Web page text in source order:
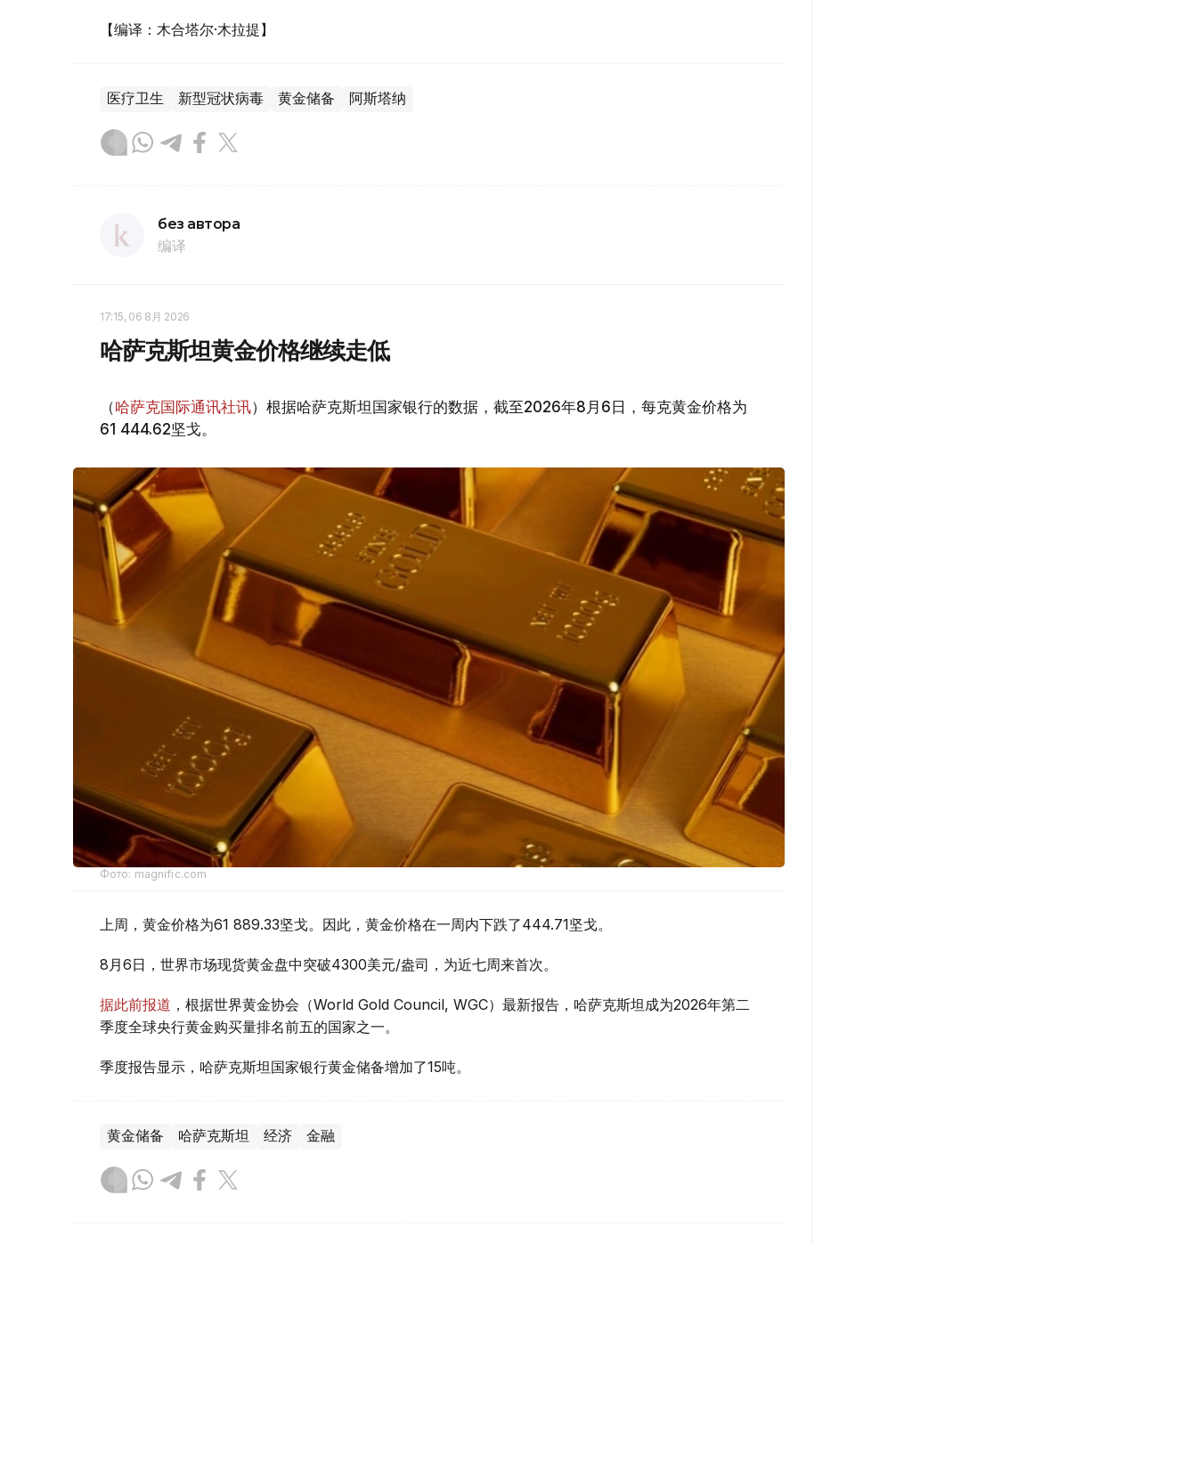
【编译：木合塔尔·木拉提】
医疗卫生 新型冠状病毒 黄金储备 阿斯塔纳
без автора
编译
17:15, 06 8月 2026
哈萨克斯坦黄金价格继续走低
（哈萨克国际通讯社讯）根据哈萨克斯坦国家银行的数据，截至2026年8月6日，每克黄金价格为
61 444.62坚戈。
Фото: magnific.com
上周，黄金价格为61 889.33坚戈。因此，黄金价格在一周内下跌了444.71坚戈。
8月6日，世界市场现货黄金盘中突破4300美元/盎司，为近七周来首次。
据此前报道 ，根据世界黄金协会（World Gold Council, WGC）最新报告，哈萨克斯坦成为2026年第二
季度全球央行黄金购买量排名前五的国家之一。
季度报告显示，哈萨克斯坦国家银行黄金储备增加了15吨。
黄金储备 哈萨克斯坦 经济 金融